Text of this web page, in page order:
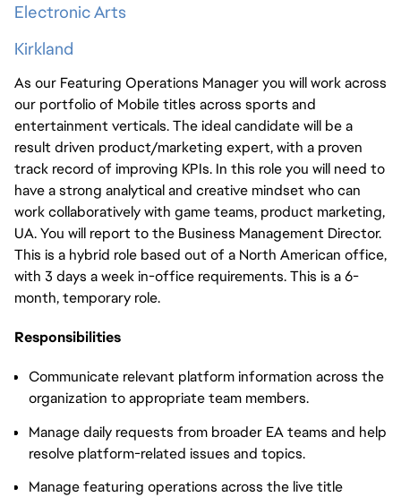
Electronic Arts
Kirkland
As our Featuring Operations Manager you will work across
our portfolio of Mobile titles across sports and
entertainment verticals. The ideal candidate will be a
result driven product/marketing expert, with a proven
track record of improving KPIs. In this role you will need to
have a strong analytical and creative mindset who can
work collaboratively with game teams, product marketing,
UA. You will report to the Business Management Director.
This is a hybrid role based out of a North American office,
with 3 days a week in-office requirements. This is a 6-
month, temporary role.
Responsibilities
Communicate relevant platform information across the
organization to appropriate team members.
Manage daily requests from broader EA teams and help
resolve platform-related issues and topics.
Manage featuring operations across the live title